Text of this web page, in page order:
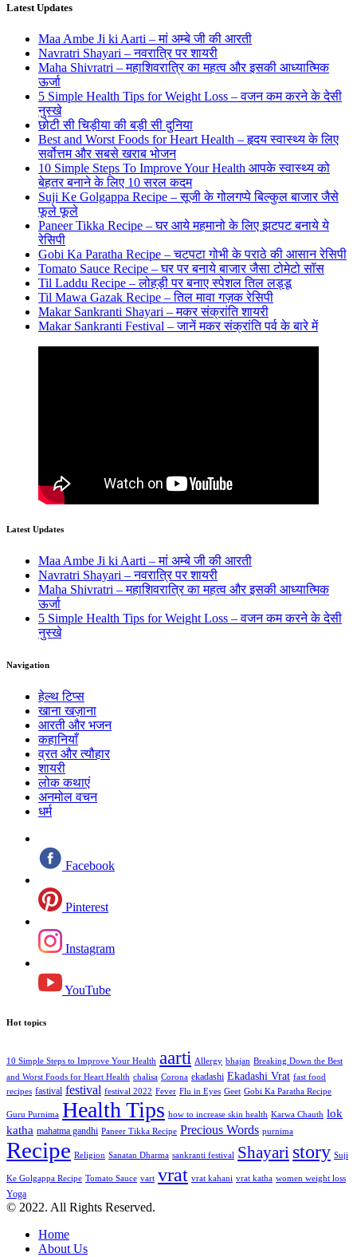
Latest Updates
Maa Ambe Ji ki Aarti – मां अम्बे जी की आरती
Navratri Shayari – नवरात्रि पर शायरी
Maha Shivratri – महाशिवरात्रि का महत्व और इसकी आध्यात्मिक
ऊर्जा
5 Simple Health Tips for Weight Loss – वजन कम करने के देसी
नुस्खे
छोटी सी चिड़ीया की बड़ी सी दुनिया
Best and Worst Foods for Heart Health – हृदय स्वास्थ्य के लिए
सर्वोत्तम और सबसे खराब भोजन
10 Simple Steps To Improve Your Health आपके स्वास्थ्य को
बेहतर बनाने के लिए 10 सरल कदम
Suji Ke Golgappa Recipe – सूजी के गोलगप्पे बिल्कुल बाजार जैसे
फूले फूले
Paneer Tikka Recipe – घर आये महमानो के लिए झटपट बनाये ये
रेसिपी
Gobi Ka Paratha Recipe – चटपटा गोभी के पराठे की आसान रेसिपी
Tomato Sauce Recipe – घर पर बनाये बाजार जैसा टोमेटो सॉस
Til Laddu Recipe – लोहड़ी पर बनाए स्पेशल तिल लड्डू
Til Mawa Gazak Recipe – तिल मावा गज़क रेसिपी
Makar Sankranti Shayari – मकर संक्रांति शायरी
Makar Sankranti Festival – जानें मकर संक्रांति पर्व के बारे में
Latest Updates
Maa Ambe Ji ki Aarti – मां अम्बे जी की आरती
Navratri Shayari – नवरात्रि पर शायरी
Maha Shivratri – महाशिवरात्रि का महत्व और इसकी आध्यात्मिक
ऊर्जा
5 Simple Health Tips for Weight Loss – वजन कम करने के देसी
नुस्खे
Navigation
हेल्थ टिप्स
खाना खज़ाना
आरती और भजन
कहानियाँ
व्रत और त्यौहार
शायरी
लोक कथाएं
अनमोल वचन
धर्म
Facebook
Pinterest
Instagram
YouTube
Hot topics
10 Simple Steps to Improve Your Health aarti Allergy bhajan Breaking Down the Best
and Worst Foods for Heart Health chalisa Corona ekadashi Ekadashi Vrat fast food
recipes fastival festival festival 2022 Fever Flu in Eyes Geet Gobi Ka Paratha Recipe
Guru Purnima Health Tips how to increase skin health Karwa Chauth lok
katha mahatma gandhi Paneer Tikka Recipe Precious Words purnima
Recipe Religion Sanatan Dharma sankranti festival Shayari story Suji
Ke Golgappa Recipe Tomato Sauce vart vrat vrat kahani vrat katha women weight loss
Yoga
© 2022. All Rights Reserved.
Home
About Us